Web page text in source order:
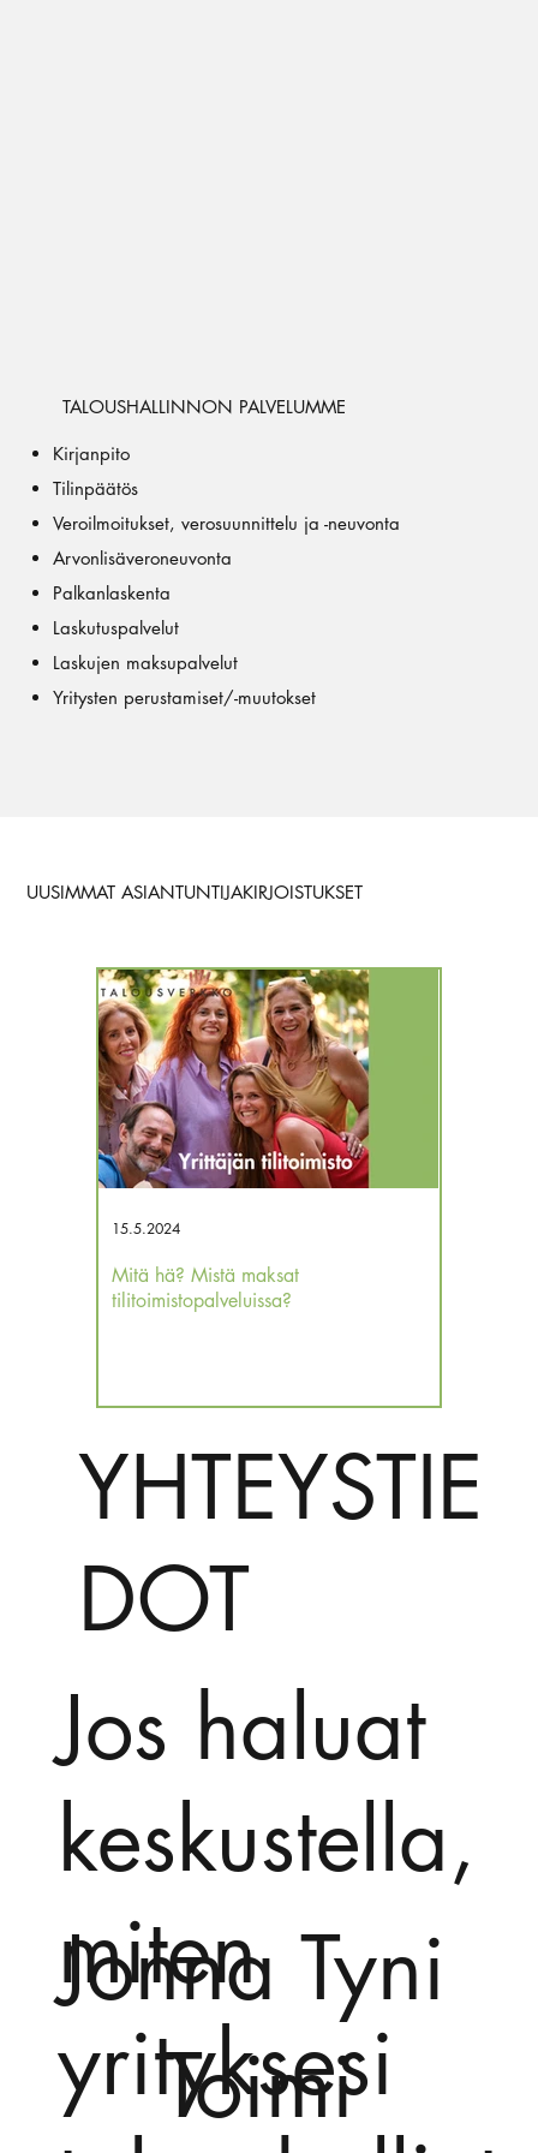
YHTEYSTIE
DOT
Jos haluat
keskustella,
miten
yrityksesi
UUSIMMAT ASIANTUNTIJAKIRJOISTUKSET
Jonna Tyni
Toimi
TALOUSHALLINNON PALVELUMME
Kirjanpito
Tilinpäätös
Veroilmoitukset, verosuunnittelu ja -neuvonta
Arvonlisäveroneuvonta
Palkanlaskenta
Laskutuspalvelut
Laskujen maksupalvelut
Yritysten perustamiset/-muutokset
Mitä hä? Mistä maksat
tilitoimistopalveluissa?
15.5.2024